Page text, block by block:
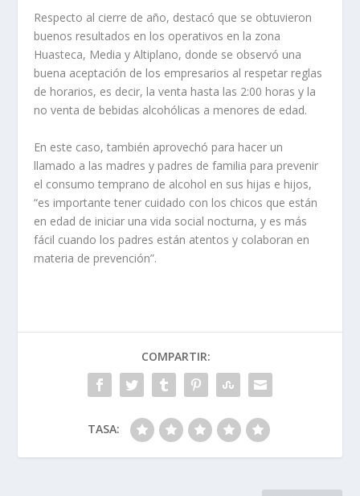
Respecto al cierre de año, destacó que se obtuvieron
buenos resultados en los operativos en la zona
Huasteca, Media y Altiplano, donde se observó una
buena aceptación de los empresarios al respetar reglas
de horarios, es decir, la venta hasta las 2:00 horas y la
no venta de bebidas alcohólicas a menores de edad.
En este caso, también aprovechó para hacer un
llamado a las madres y padres de familia para prevenir
el consumo temprano de alcohol en sus hijas e hijos,
“es importante tener cuidado con los chicos que están
en edad de iniciar una vida social nocturna, y es más
fácil cuando los padres están atentos y colaboran en
materia de prevención”.
COMPARTIR:
TASA: